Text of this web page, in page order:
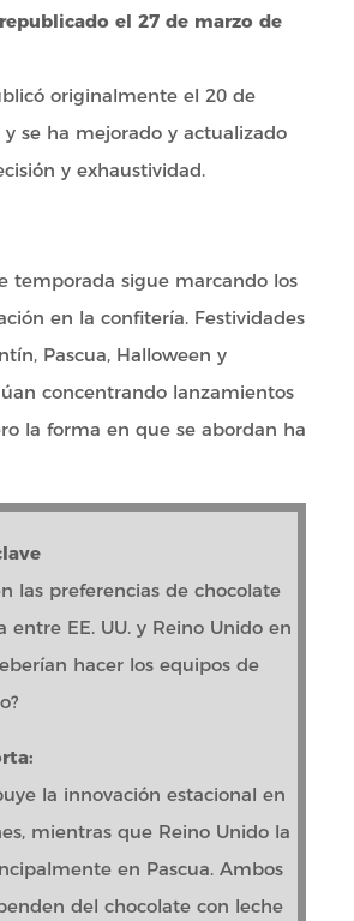
el 27 de marzo de
originalmente el 20 de
se ha mejorado y actualizado
y exhaustividad.
temporada sigue marcando los
en la confitería. Festividades
Pascua, Halloween y
concentrando lanzamientos
la forma en que se abordan ha
las preferencias de chocolate
entre EE. UU. y Reino Unido en
hacer los equipos de
la innovación estacional en
mientras que Reino Unido la
en Pascua. Ambos
del chocolate con leche